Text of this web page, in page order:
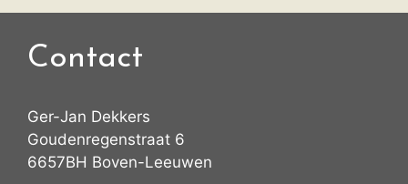
Contact
Ger-Jan Dekkers
Goudenregenstraat 6
6657BH Boven-Leeuwen